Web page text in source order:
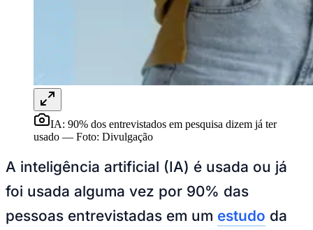
Panorama Econômico
Panorama Econômico
Para Sua Empresa
Anuncie no Portal
Anunciar Vagas Novo
Publicidade Legal
NFL
IA: 90% dos entrevistados em pesquisa dizem já ter
usado — Foto: Divulgação
A inteligência artificial (IA) é usada ou já
foi usada alguma vez por 90% das
pessoas entrevistadas em um estudo da